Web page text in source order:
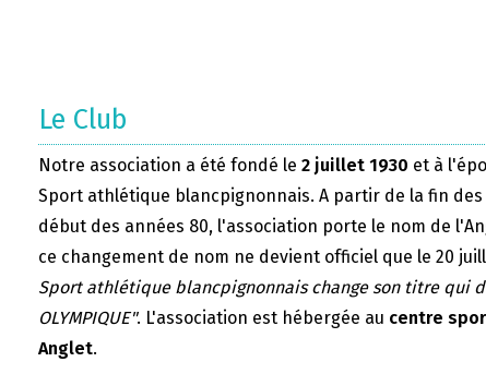
Le Club
Notre association a été fondé le 2 juillet 1930 et à
Sport athlétique blancpignonnais. A partir de la fin
début des années 80, l'association porte le nom de
ce changement de nom ne devient officiel que le 20
Sport athlétique blancpignonnais change son titre qui
OLYMPIQUE". L'association est hébergée au centre
Anglet.